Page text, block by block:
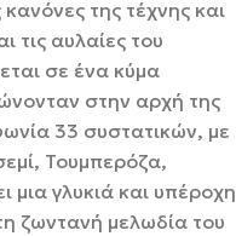
της τέχνης και
τις αυλαίες του
σε ένα κύμα
στην αρχή της
33 συστατικών, με
Τουμπερόζα,
μια γλυκιά και υπέροχη
ζωντανή μελωδία του